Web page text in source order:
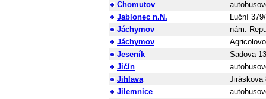
Chomutov
Jablonec n.N.
Luční
Jáchymov
nám.
Jáchymov
Jeseník
Sadova
Jičín
Jihlava
Jiráskova
Jilemnice